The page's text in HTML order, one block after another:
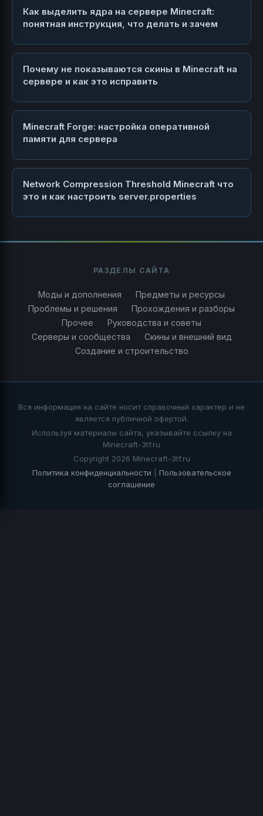
Как выделить ядра на сервере Minecraft:
понятная инструкция, что делать и зачем
Почему не показываются скины в Minecraft на
сервере и как это исправить
Minecraft Forge: настройка оперативной
памяти для сервера
Network Compression Threshold Minecraft что
это и как настроить server.properties
РАЗДЕЛЫ САЙТА
Моды и дополнения
Предметы и ресурсы
Проблемы и решения
Прохождения и разборы
Прочее
Руководства и советы
Серверы и сообщества
Скины и внешний вид
Создание и строительство
Вся информация на сайте носит справочный характер и не
является публичной офертой.
Используя материалы сайта, указывайте ссылку на
Minecraft-3tf.ru
Copyright 2026 Minecraft-3tf.ru
Политика конфиденциальности
Пользовательское
соглашение